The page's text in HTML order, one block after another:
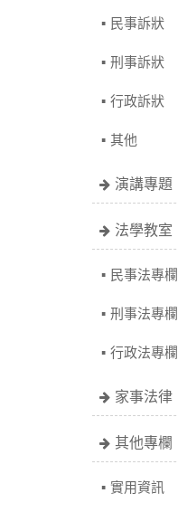
民事訴狀
刑事訴狀
行政訴狀
其他
演講專題
法學教室
民事法專欄
刑事法專欄
行政法專欄
家事法律
其他專欄
實用資訊